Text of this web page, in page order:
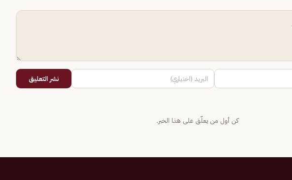
نشر التعليق
كن أول من يعلّق على هذا الخبر.